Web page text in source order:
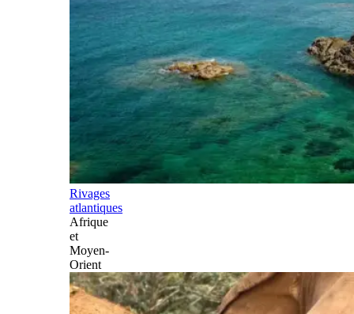
Rivages
atlantiques
Afrique
et
Moyen-
Orient